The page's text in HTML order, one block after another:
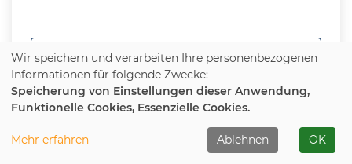
KURS MERKEN
WEITERE DETAILS
Wir speichern und verarbeiten Ihre personenbezogenen
Informationen für folgende Zwecke:
Speicherung von Einstellungen dieser Anwendung,
Funktionelle Cookies, Essenzielle Cookies.
Mehr erfahren Ablehnen OK